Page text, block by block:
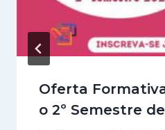
Oferta
o 2º Semestre